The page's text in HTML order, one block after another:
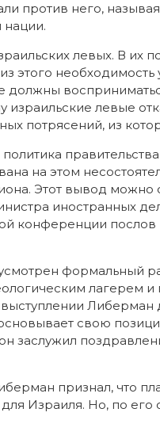
против него,
нации.
левых. В их
этого
должны
левые
потрясений, из
на этом
Этот вывод можно
иностранных
конференции
формальный
лагерем и
Либерман
свою
заслужил
признал, что
Израиля. Но, по